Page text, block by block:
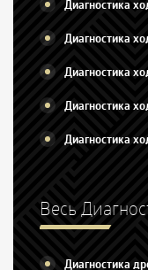
Диагностика
Диагностика
Диагностика
Диагностика
Диагностика
Весь
Диагностика